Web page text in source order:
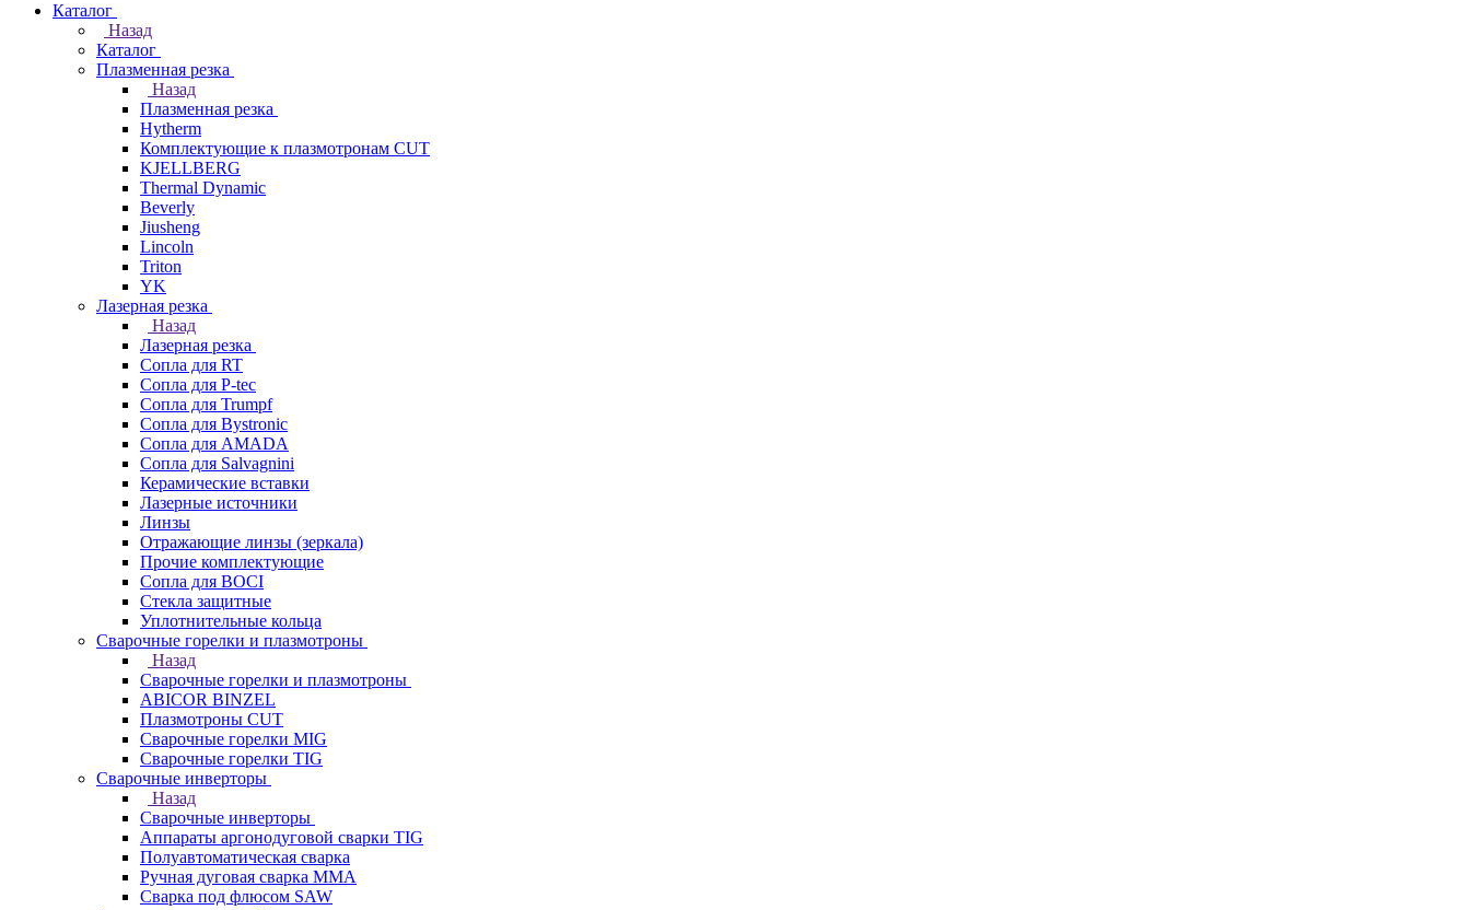
Каталог
Назад
Каталог
Плазменная резка
Назад
Плазменная резка
Hytherm
Комплектующие к плазмотронам CUT
KJELLBERG
Thermal Dynamic
Beverly
Jiusheng
Lincoln
Triton
YK
Лазерная резка
Назад
Лазерная резка
Сопла для RT
Сопла для P-tec
Сопла для Trumpf
Сопла для Bystronic
Сопла для AMADA
Сопла для Salvagnini
Керамические вставки
Лазерные источники
Линзы
Отражающие линзы (зеркала)
Прочие комплектующие
Сопла для BOCI
Стекла защитные
Уплотнительные кольца
Сварочные горелки и плазмотроны
Назад
Сварочные горелки и плазмотроны
ABICOR BINZEL
Плазмотроны CUT
Сварочные горелки MIG
Сварочные горелки TIG
Сварочные инверторы
Назад
Сварочные инверторы
Аппараты аргонодуговой сварки TIG
Полуавтоматическая сварка
Ручная дуговая сварка MMA
Сварка под флюсом SAW